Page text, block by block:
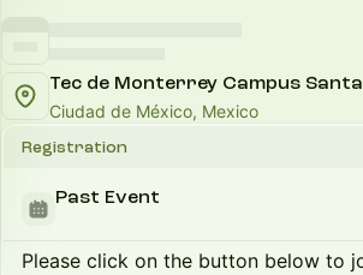
Tec de Monterrey Campus Santa
Ciudad de México, Mexico
Registration
Past Event
Please click on the button below to